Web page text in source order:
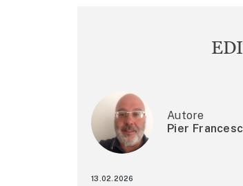
Autore
Pier
13.02.2026